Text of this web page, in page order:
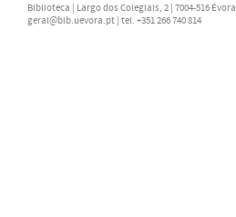
Biblioteca | Largo dos Colegiais, 2 | 7004-516 Évora
geral@bib.uevora.pt | tel. +351 266 740 814